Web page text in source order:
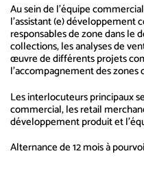
Au sein de l’équipe
l’assistant (e) développement
responsables de zone dans
collections, les analyses de
œuvre de différents projets
l’accompagnement des zones
Les interlocuteurs principaux
commercial, les retail
développement produit et
Alternance de 12 mois à